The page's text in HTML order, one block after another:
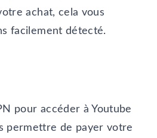
achat, cela vous
facilement détecté.
pour accéder à Youtube
permettre de payer votre